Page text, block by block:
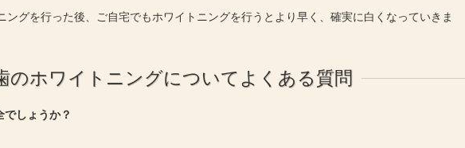
ングを行った後、ご自宅でもホワイトニングを行うとより早く、確実に白くなっていきま
のホワイトニングについてよくある質問
しょうか？